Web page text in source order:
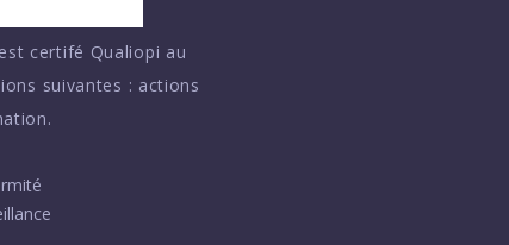
certifé Qualiopi au
suivantes : actions